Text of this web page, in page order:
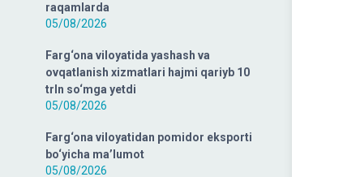
raqamlarda
05/08/2026
Farg‘ona viloyatida yashash va
ovqatlanish xizmatlari hajmi qariyb 10
trln so‘mga yetdi
05/08/2026
Farg‘ona viloyatidan pomidor eksporti
bo‘yicha ma’lumot
05/08/2026